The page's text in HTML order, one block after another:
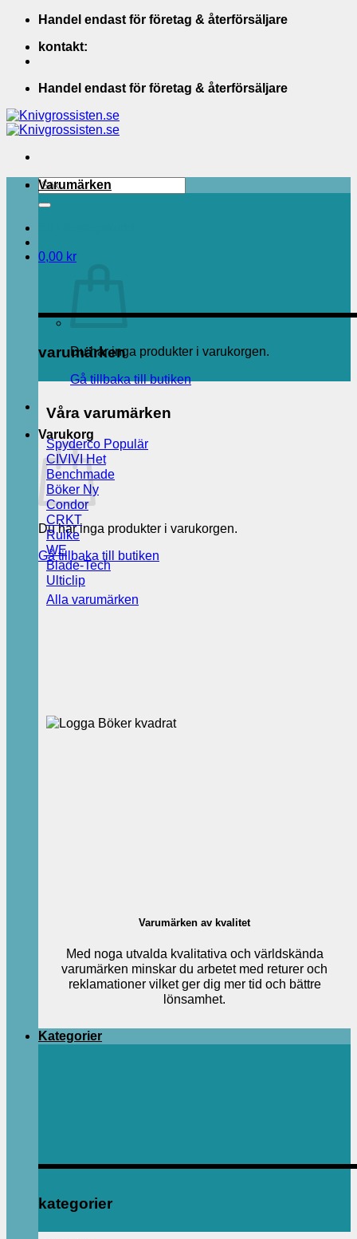
Skip
content
Handel endast för företag & återförsäljare
kontakt:
Handel endast för företag & återförsäljare
Sök
efter:
0,00 kr
Du har inga produkter i varukorgen.
Gå tillbaka till butiken
Varukorg
Du har inga produkter i varukorgen.
Gå tillbaka till butiken
Varumärken
varumärken
Våra varumärken
Spyderco
CIVIVI
Benchmade
Böker
Condor
CRKT
Ruike
WE
Blade-Tech
Ulticlip
Alla varumärken
Varumärken av kvalitet
Med noga utvalda kvalitativa och världskända
varumärken minskar du arbetet med returer och
reklamationer vilket ger dig mer tid och bättre
lönsamhet.
Kategorier
kategorier